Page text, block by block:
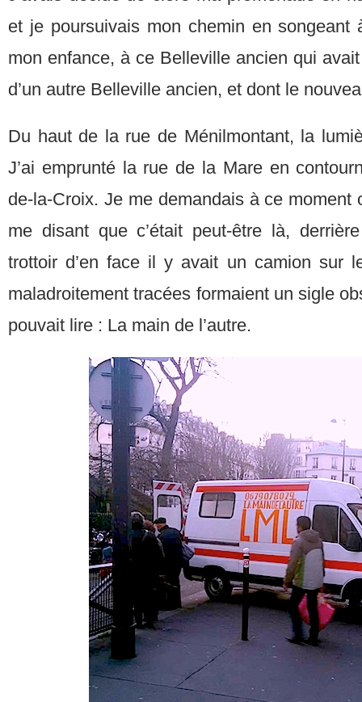
et je poursuivais mon chemin en songeant
mon enfance, à ce Belleville ancien qui
d’un autre Belleville ancien, et dont le
Du haut de la rue de Ménilmontant, la
J’ai emprunté la rue de la Mare en
de-la-Croix. Je me demandais à ce moment
me disant que c’était peut-être là,
trottoir d’en face il y avait un camion sur
maladroitement tracées formaient un sigle
pouvait lire : La main de l’autre.